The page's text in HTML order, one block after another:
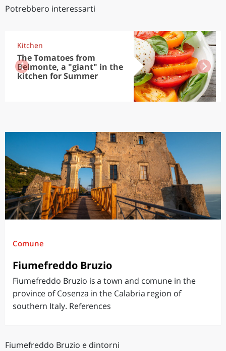
Potrebbero interessarti
Kitchen
The Tomatoes from
Belmonte, a "giant" in the
kitchen for Summer
Comune
Fiumefreddo Bruzio
Fiumefreddo Bruzio is a town and comune in the
province of Cosenza in the Calabria region of
southern Italy. References
Fiumefreddo Bruzio e dintorni